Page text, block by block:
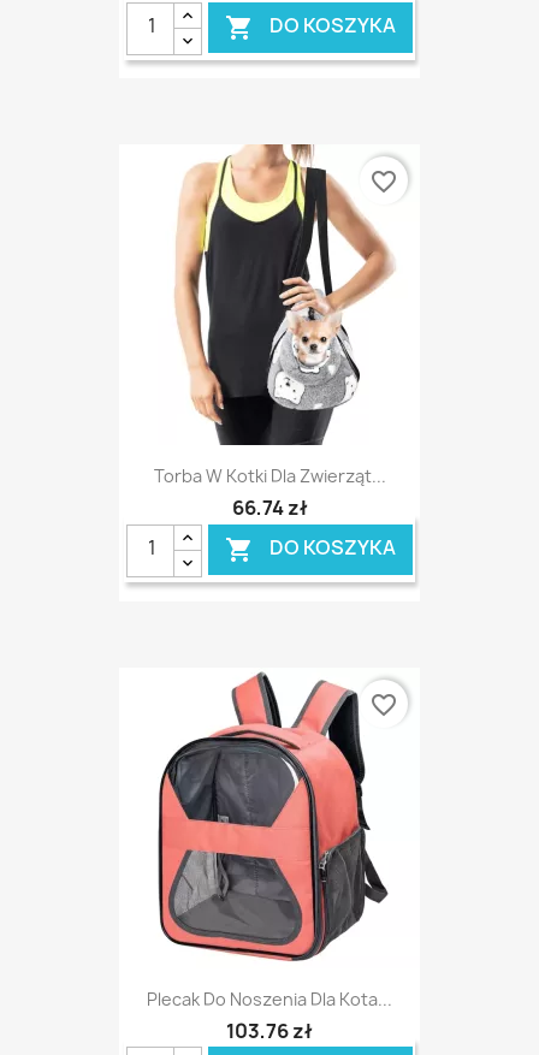
 DO KOSZYKA
Torba W Kotki Dla Zwierząt...
66,74 zł
 DO KOSZYKA
favorite_border
Plecak Do Noszenia Dla Kota...
103,76 zł
favorite_border